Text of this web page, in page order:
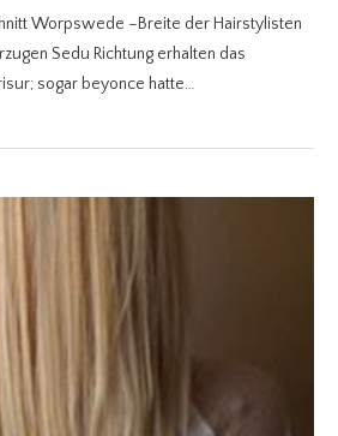
Worpswede –Breite der Hairstylisten
Sedu Richtung erhalten das
sogar beyonce hatte…